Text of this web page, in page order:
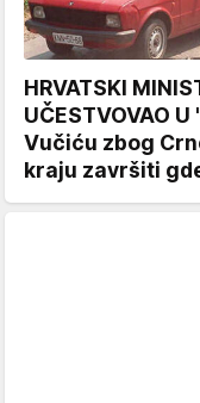
HRVATSKI
UČESTVOVAO
Vučiću zbog
kraju završiti